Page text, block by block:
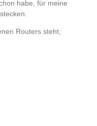
habe, für meine
Routers steht;